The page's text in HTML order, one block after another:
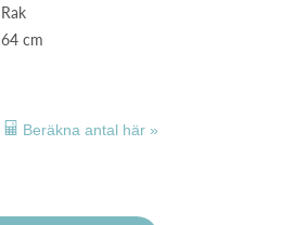
Rak
64 cm
Beräkna antal här »